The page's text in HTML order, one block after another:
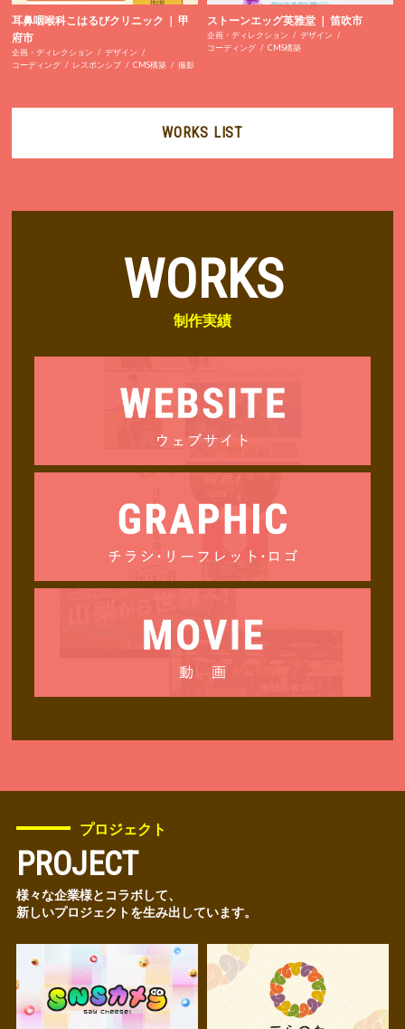
耳鼻咽喉科こはるびクリニック ｜ 甲
府市
企画・ディレクション
デザイン
コーディング
レスポンシブ CMS構築 撮影
ストーンエッグ英雅堂 ｜ 笛吹市
企画・ディレクション
デザイン
コーディング
CMS構築
WORKS LIST
WORKS
制作実績
プロジェクト
PROJECT
様々な企業様とコラボして、
新しいプロジェクトを生み出しています。